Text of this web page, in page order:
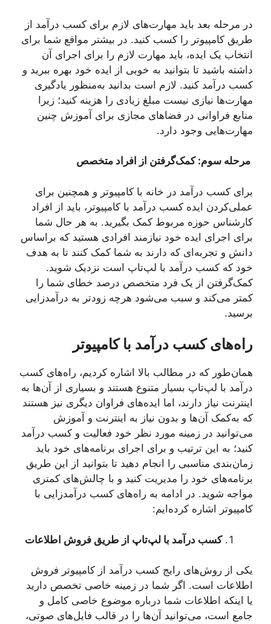
در مرحله بعد باید مهارت‌های لازم برای کسب درآمد از
طریق کامپیوتر را کسب کنید. در بیشتر مواقع شما برای
انتخاب یک ایده، باید مهارت لازم را برای اجرای آن
داشته باشید تا بتوانید به خوبی از ایده خود بهره ببرید و
کسب درآمد کنید. لازم است بدانید به‌منظور یادگیری
مهارت‌ها نیازی نیست مبلغ زیادی را هزینه کنید؛ زیرا
منابع فراوانی در فضاهای مجازی برای آموزش چنین
مهارت‌هایی وجود دارد.
مرحله سوم: کمکگرفتن از افراد متخصص
برای کسب درآمد در خانه با کامپیوتر و همچنین برای
عملی‌کردن ایده کسب درآمد با کامپیوتر، باید از افراد
کارشناس حوزه مربوط کمک بگیرید. به هر حال شما
برای اجرای ایده خود نیازمند افرادی هستید که براساس
دانش و تجربه‌ای که دارند به شما کمک کنند تا به هدف
خود که کسب درآمد با لپ‌تاپ است نزدیک شوید.
کمک‌گرفتن از یک فرد متخصص درصد خطای شما را
کمتر می‌کند و سبب می‌شود هرچه زودتر به درآمدزایی
برسید.
راه‌های کسب درآمد با کامپیوتر
همان‌طور که در مطالب بالا اشاره کردیم، راه‌های کسب
درآمد با لپ‌تاپ بسیار متنوع هستند و بسیاری از آن‌ها به
اینترنت نیاز دارند، اما ایده‌های فراوان دیگری نیز هستند
که به‌کمک آن‌ها و بدون نیاز به اینترنت و آموزش
می‌توانید در زمینه مورد نظر خود فعالیت و کسب درآمد
کنید؛ به این ترتیب و برای اجرای برنامه‌های خود باید
زمان‌بندی مناسبی را انجام دهید تا بتوانید از این طریق
برنامه‌های خود را مدیریت کنید و با چالش‌های کمتری
مواجه شوید. در ادامه به راه‌های کسب درآمد‌زایی با
کامپیوتر اشاره کرده‌ایم:
کسب درآمد با لپ‌تاپ از طریق فروش اطلاعات
یکی از روش‌های رایج کسب درآمد از کامپیوتر فروش
اطلاعات است. اگر شما در زمینه خاصی تخصص دارید
یا اینکه اطلاعات شما درباره موضوع خاصی کامل و
جامع است، می‌توانید آن‌ها را در قالب فایل‌های صوتی،